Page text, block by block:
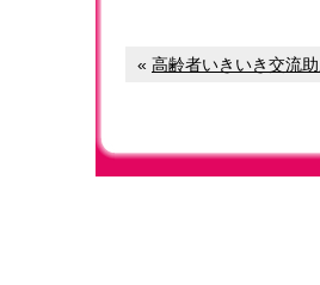
« 高齢者いきいき交流